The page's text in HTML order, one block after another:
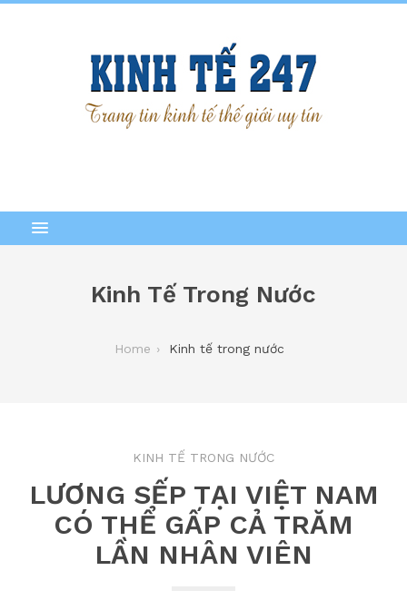
Kinh Tế Trong Nước
Home Kinh tế trong nước
KINH TẾ TRONG NƯỚC
LƯƠNG SẾP TẠI VIỆT NAM
CÓ THỂ GẤP CẢ TRĂM
LẦN NHÂN VIÊN